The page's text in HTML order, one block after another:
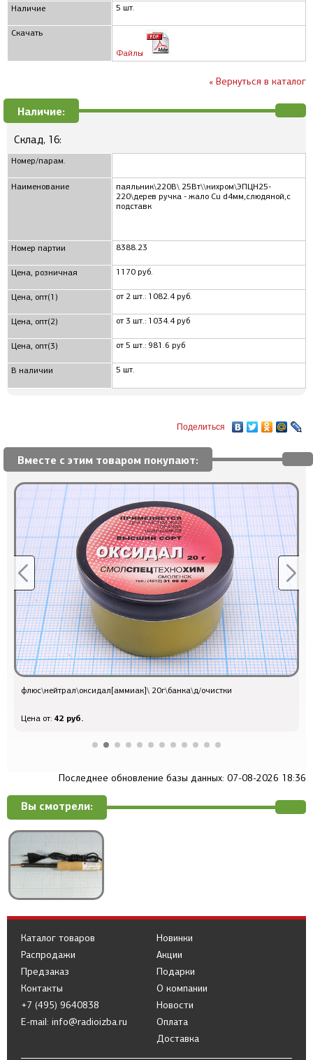
Наличие
Скачать
5 шт.
Файлы
« Вернуться в каталог
Наличие:
Склад, 16:
Номер/парам.
Наименование
Номер партии
Цена, розничная
Цена, опт(1)
Цена, опт(2)
Цена, опт(3)
В наличии
паяльник\220В\ 25Вт\\нихром\ЭПЦН25-
220\дерев ручка - жало Cu d4мм,слюдяной,с
подставк
8388.23
1170 руб.
от 2 шт.: 1082.4 руб.
от 3 шт.: 1034.4 руб
от 5 шт.: 981.6 руб
5 шт.
Поделиться
Вместе с этим товаром покупают:
флюс\нейтрал\оксидал[аммиак]\ 20г\банка\д/очистки
Цена от: 42 руб.
Последнее обновление базы данных: 07-08-2026 18:36
Вы смотрели:
Каталог товаров
Распродажи
Предзаказ
Новинки
Акции
Подарки
Контакты
+7 (495) 9640838
E-mail: info@radioizba.ru
О компании
Новости
Оплата
Доставка